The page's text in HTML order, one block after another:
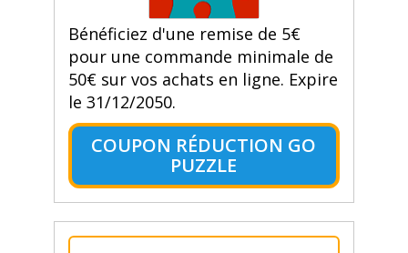
Bénéficiez d'une remise de 5€
pour une commande minimale de
50€ sur vos achats en ligne. Expire
le 31/12/2050.
COUPON RÉDUCTION GO
PUZZLE